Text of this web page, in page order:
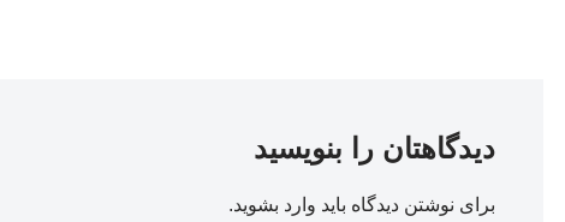
دیدگاهتان را بنویسید
برای نوشتن دیدگاه باید وارد بشوید.